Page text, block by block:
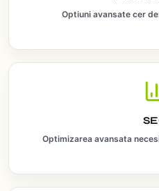
Optiuni avansate cer
Optimizarea avansata